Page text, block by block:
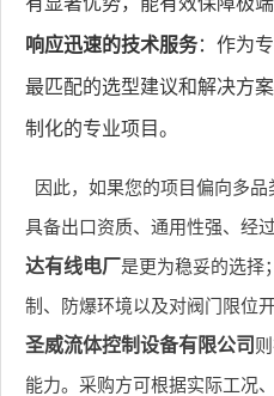
响应迅速的技术服务：作为
最匹配的选型建议和解决方
制化的专业项目。
因此，如果您的项目偏向多
具备出口资质、通用性强、经
达有线电厂是更为稳妥的选择
制、防爆环境以及对阀门限位
圣威流体控制设备有限公司
能力。采购方可根据实际工况